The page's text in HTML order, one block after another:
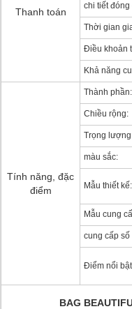
Thanh toán
chi tiết đóng
Thời gian
Điều khoản
Khả năng
Tính năng, đặc
điểm
Thành phần:
Chiều rộng:
Trọng
màu sắc:
Mẫu thiết kế:
Mẫu cung
cung cấp
Điểm nổi
BAG